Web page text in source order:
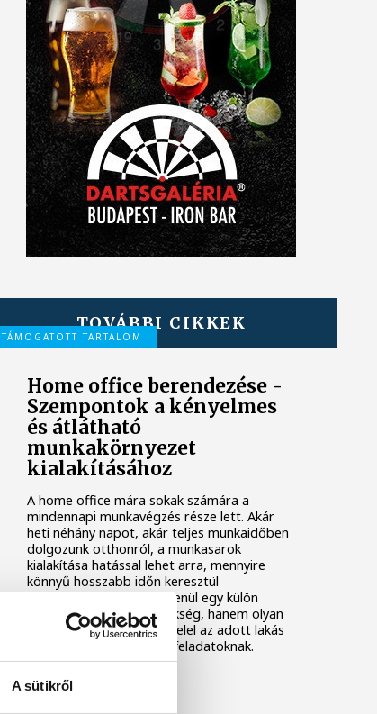
A sütikről
TOVÁBBI CIKKEK
TÁMOGATOTT TARTALOM
Home office berendezése -
Szempontok a kényelmes
és átlátható
munkakörnyezet
kialakításához
A home office mára sokak számára a
mindennapi munkavégzés része lett. Akár
heti néhány napot, akár teljes munkaidőben
dolgozunk otthonról, a munkasarok
kialakítása hatással lehet arra, mennyire
könnyű hosszabb időn keresztül
koncentrálni. Nem feltétlenül egy külön
dolgozószobára van szükség, hanem olyan
környezetre, amely megfelel az adott lakás
adottságainak és a napi feladatoknak.
KÖZÉLET